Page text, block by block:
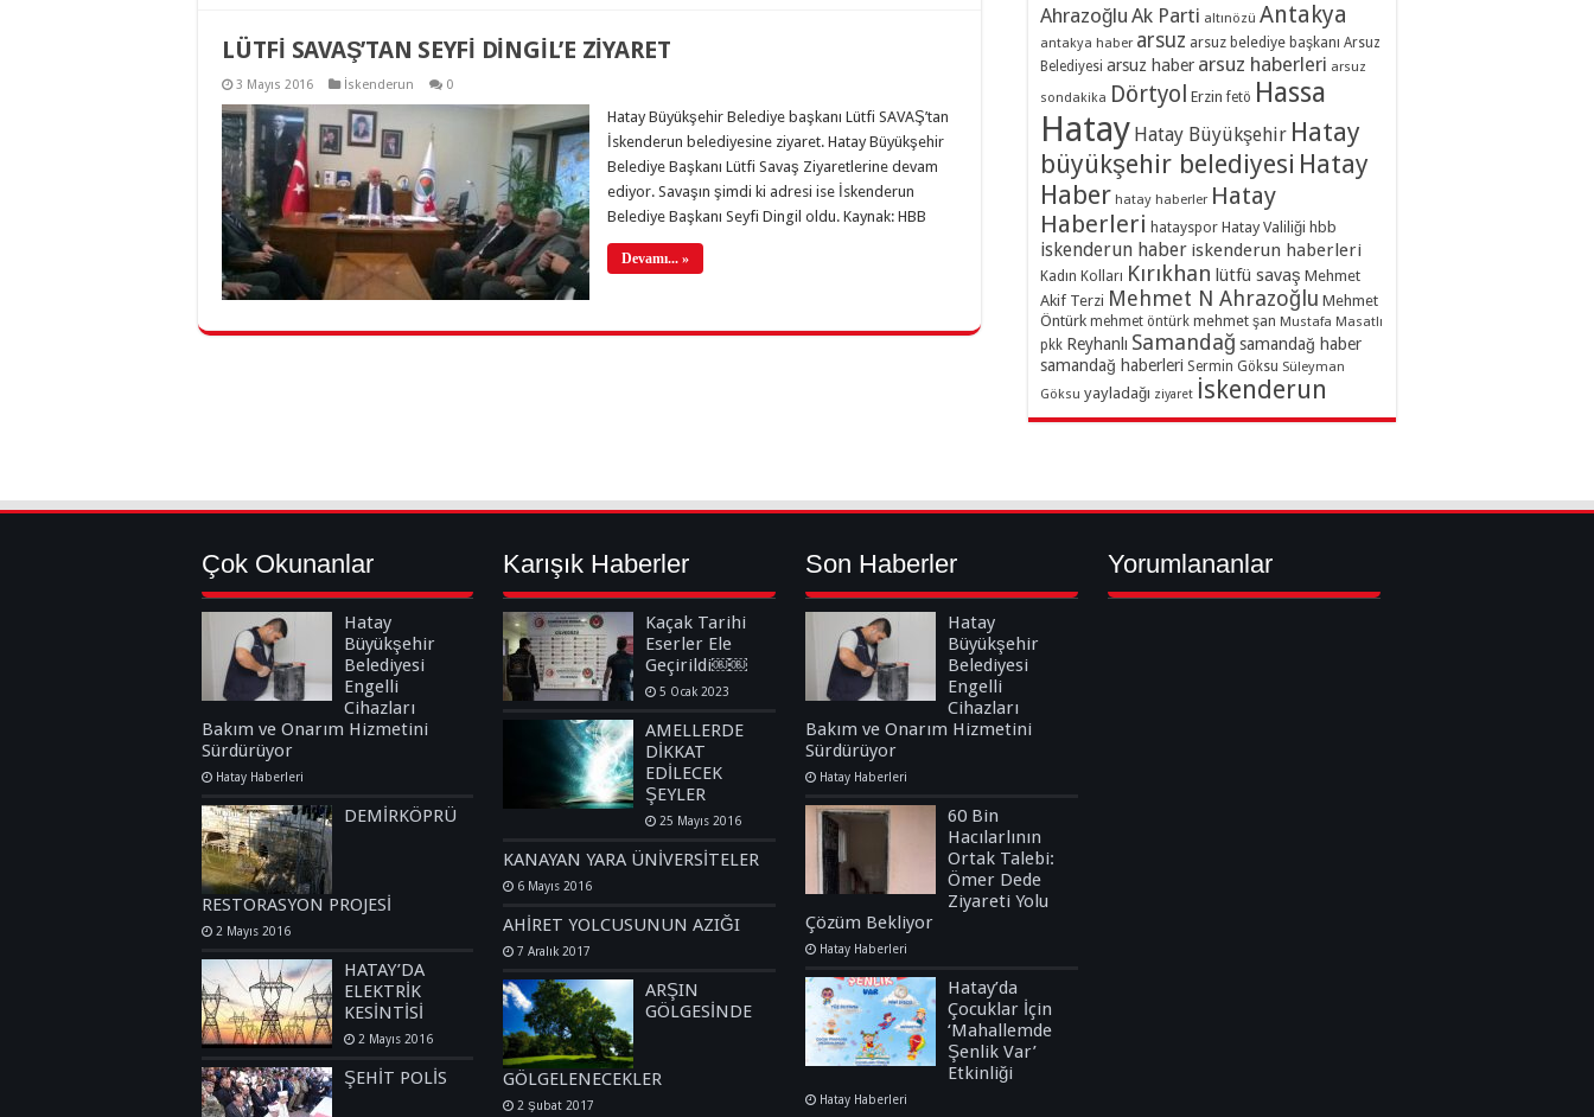
LÜTFİ SAVAŞ’TAN SEYFİ DİNGİL’E ZİYARET
3 Mayıs 2016 İskenderun 0
Hatay Büyükşehir Belediye başkanı Lütfi SAVAŞ’tan
İskenderun belediyesine ziyaret. Hatay Büyükşehir
Belediye Başkanı Lütfi Savaş Ziyaretlerine devam
ediyor. Savaşın şimdi ki adresi ise İskenderun
Belediye Başkanı Seyfi Dingil oldu. Kaynak: HBB
Devamı... »
Ahrazoğlu Ak Parti altınözü Antakya
antakya haber arsuz arsuz belediye başkanı Arsuz
Belediyesi arsuz haber arsuz haberleri arsuz
sondakika Dörtyol Erzin fetö Hassa
Hatay Hatay Büyükşehir Hatay
büyükşehir belediyesi Hatay
Haber hatay haberler Hatay
Haberleri hatayspor Hatay Valiliği hbb
iskenderun haber iskenderun haberleri
Kadın Kolları Kırıkhan lütfü savaş Mehmet
Akif Terzi Mehmet N Ahrazoğlu Mehmet
Öntürk mehmet öntürk mehmet şan Mustafa Masatlı
pkk Reyhanlı Samandağ samandağ haber
samandağ haberleri Sermin Göksu Süleyman
Göksu yayladağı ziyaret İskenderun
Çok Okunanlar
Hatay
Büyükşehir
Belediyesi
Engelli
Cihazları
Bakım ve Onarım Hizmetini
Sürdürüyor
Hatay Haberleri
DEMİRKÖPRÜ
RESTORASYON PROJESİ
2 Mayıs 2016
HATAY’DA
ELEKTRİK
KESİNTİSİ
2 Mayıs 2016
ŞEHİT POLİS
Karışık Haberler
Kaçak Tarihi
Eserler Ele
Geçirildi￼￼
5 Ocak 2023
AMELLERDE
DİKKAT
EDİLECEK
ŞEYLER
25 Mayıs 2016
KANAYAN YARA ÜNİVERSİTELER
6 Mayıs 2016
AHİRET YOLCUSUNUN AZIĞI
7 Aralık 2017
ARŞIN
GÖLGESİNDE
GÖLGELENECEKLER
2 Şubat 2017
Son Haberler
Hatay
Büyükşehir
Belediyesi
Engelli
Cihazları
Bakım ve Onarım Hizmetini
Sürdürüyor
Hatay Haberleri
60 Bin
Hacılarlının
Ortak Talebi:
Ömer Dede
Ziyareti Yolu
Çözüm Bekliyor
Hatay Haberleri
Hatay’da
Çocuklar İçin
‘Mahallemde
Şenlik Var’
Etkinliği
Hatay Haberleri
Yorumlananlar